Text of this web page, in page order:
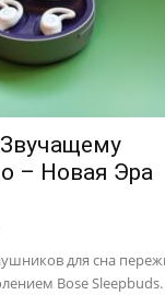
– Новая Эра
для сна
Bose